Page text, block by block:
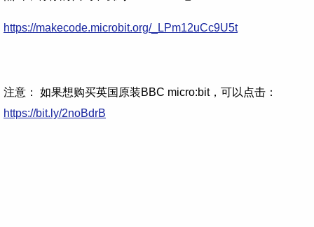
https://makecode.microbit.org/_LPm12uCc9U5t
注意： 如果想购买英国原装BBC micro:bit，可以点击：
https://bit.ly/2noBdrB